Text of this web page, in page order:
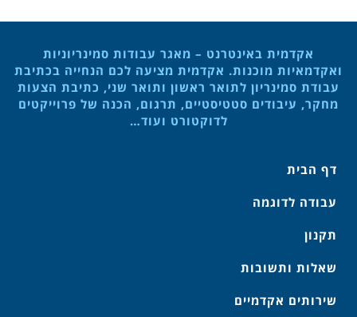
אקדמית באינטרנט – מאגר עבודות סמינריוניות
ואקדמאיות מוכנות. אקדמית מציעה לכם הנחייה בכתיבת
עבודת סמינריון לתואר ראשון ותואר שני, כתיבת הצעות
מחקר, עיבודים סטטיסטיים, תרגום, הכנה של פרוייקטים
לדוקטורט ועוד…
דף הבית
עבודה לדוגמה
תקנון
שאלות ותשובות
שירותים אקדמיים